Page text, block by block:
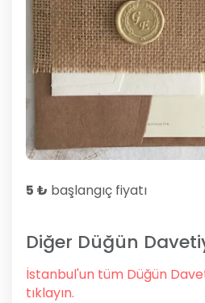
5 ₺ başlangıç fiyatı
Diğer Düğün
İstanbul'un tüm Düğün
tıklayın.